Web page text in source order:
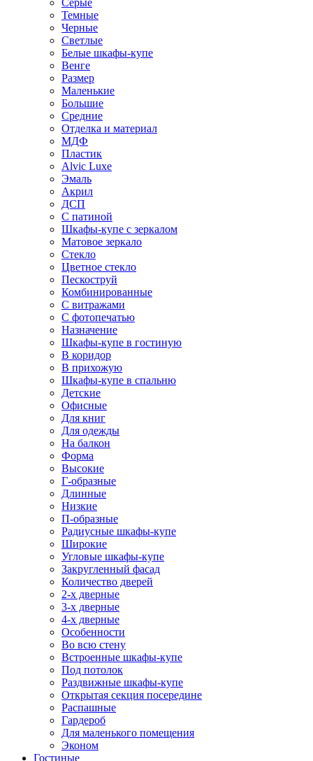
Серые
Темные
Черные
Светлые
Белые шкафы-купе
Венге
Размер
Маленькие
Большие
Средние
Отделка и материал
МДФ
Пластик
Alvic Luxe
Эмаль
Акрил
ДСП
С патиной
Шкафы-купе с зеркалом
Матовое зеркало
Стекло
Цветное стекло
Пескоструй
Комбинированные
С витражами
С фотопечатью
Назначение
Шкафы-купе в гостиную
В коридор
В прихожую
Шкафы-купе в спальню
Детские
Офисные
Для книг
Для одежды
На балкон
Форма
Высокие
Г-образные
Длинные
Низкие
П-образные
Радиусные шкафы-купе
Широкие
Угловые шкафы-купе
Закругленный фасад
Количество дверей
2-х дверные
3-х дверные
4-х дверные
Особенности
Во всю стену
Встроенные шкафы-купе
Под потолок
Раздвижные шкафы-купе
Открытая секция посередине
Распашные
Гардероб
Для маленького помещения
Эконом
Гостиные